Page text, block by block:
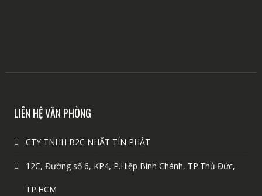
LIÊN HỆ VĂN PHÒNG
CTY TNHH B2C NHẤT TÍN PHÁT
12C, Đường số 6, KP4, P.Hiệp Bình Chánh, TP.Thủ Đức,
TP.HCM